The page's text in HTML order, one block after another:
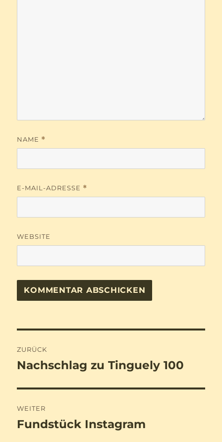
NAME *
E-MAIL-ADRESSE *
WEBSITE
ZURÜCK
Vorheriger
Nachschlag zu Tinguely 100
WEITER
Nächster
Fundstück Instagram